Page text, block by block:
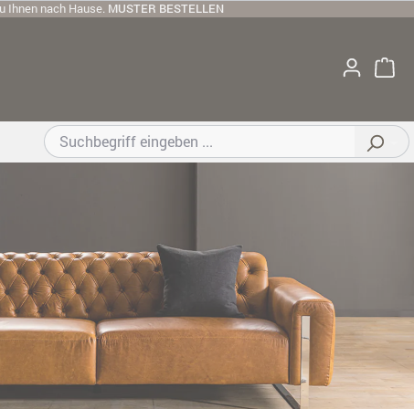
Ihnen nach Hause. MUSTER BESTELLEN